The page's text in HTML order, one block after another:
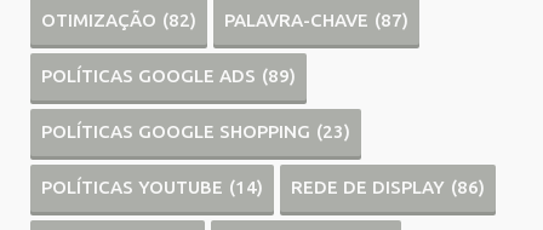
OTIMIZAÇÃO (82) PALAVRA-CHAVE (87)
POLÍTICAS GOOGLE ADS (89)
POLÍTICAS GOOGLE SHOPPING (23)
POLÍTICAS YOUTUBE (14) REDE DE DISPLAY (86)